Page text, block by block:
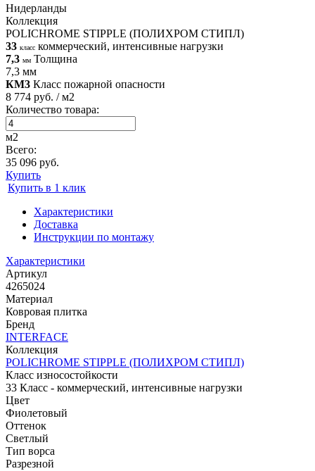
Нидерланды
Коллекция
POLICHROME STIPPLE (ПОЛИХРОМ СТИПЛ)
33 класс коммерческий, интенсивные нагрузки
7,3 мм Толщина
7,3 мм
КМ3 Класс пожарной опасности
8 774 руб. / м2
Количество товара:
м2
Всего:
35 096 руб.
Купить
Купить в 1 клик
Характеристики
Доставка
Инструкции по монтажу
Характеристики
Артикул
4265024
Материал
Ковровая плитка
Бренд
INTERFACE
Коллекция
POLICHROME STIPPLE (ПОЛИХРОМ СТИПЛ)
Класс износостойкости
33 Класс - коммерческий, интенсивные нагрузки
Цвет
Фиолетовый
Оттенок
Светлый
Тип ворса
Разрезной